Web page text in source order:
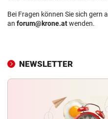
Bei Fragen können Sie sich gern
an forum@krone.atwenden.
NEWSLETTER